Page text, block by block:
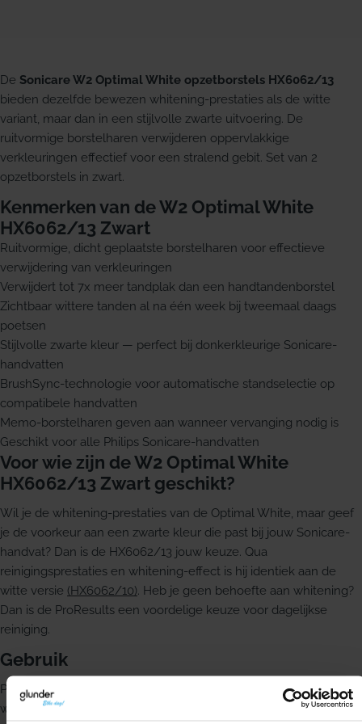
De Sonicare W2 Optimal White opzetborstels HX6062/13
bieden dezelfde bewezen whitening-prestaties als de witte
variant, maar dan in een stijlvolle zwarte uitvoering. De
ruitvormige borstelharen verwijderen oppervlakkige
verkleuringen effectief voor een stralend gebit. Set van 2
opzetborstels in zwart.
Kenmerken van de W2 Optimal White
HX6062/13 Zwart
Ruitvormige, dicht geplaatste borstelharen voor effectieve
verwijdering van verkleuringen
Verwijdert tot 7x meer tandplak dan een handtandenborstel
Zichtbaar wittere tanden al na één week bij tweemaal daags
poetsen
Stijlvolle zwarte kleur — perfect bij donkerkleurige Sonicare-
handvatten
BrushSync-technologie voor automatische standselectie op
compatibele handvatten
Memo-borstelharen geven aan wanneer vervanging nodig is
Geschikt voor alle Philips Sonicare-handvatten
Voor wie zijn de W2 Optimal White
HX6062/13 Zwart geschikt?
Wil je de whitening-prestaties van de Optimal White, maar geef
je de voorkeur aan een zwarte kleur die past bij jouw Sonicare-
handvat? Dan is de HX6062/13 jouw keuze. Qua
reinigingsprestaties en whitening-effect is hij identiek aan de
witte versie (HX6062/10). Heb je geen behoefte aan whitening?
Dan is de ProResults een voordelige keuze voor dagelijkse
reiniging.
Gebruik
Poets tweemaal per dag minimaal 2 minuten voor het beste
whitening-effect. Vervang de opzetborstel elke 3 maanden. De